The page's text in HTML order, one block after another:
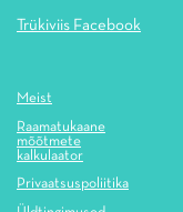
Trükiviis Facebook
Meist
Raamatukaane
mõõtmete
kalkulaator
Privaatsuspoliitika